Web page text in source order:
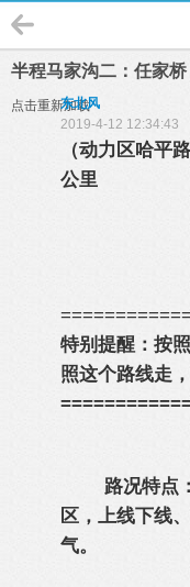
半程马家沟二：任家
点击重新加载
东北风
2019-4-12 12:34:43
（动力区哈平
公里
特别提醒：按
照这个路线走
路况特点：
区，上线下线
气。